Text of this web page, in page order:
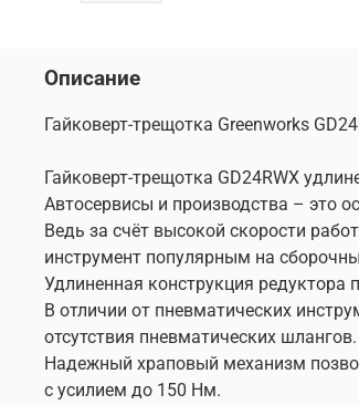
Описание
Гайковерт-трещотка Greenworks
Гайковерт-трещотка GD24RWX
Автосервисы и производства – это
Ведь за счёт высокой скорости
инструмент популярным на
Удлиненная конструкция редуктора
В отличии от пневматических
отсутствия пневматических шлангов.
Надежный храповый механизм
с усилием до 150 Нм.